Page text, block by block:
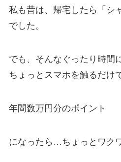
私も昔は、帰宅したら「シ
でした。
でも、そんなぐったり時間
ちょっとスマホを触るだけ
年間数万円分のポイント
になったら…ちょっとワク